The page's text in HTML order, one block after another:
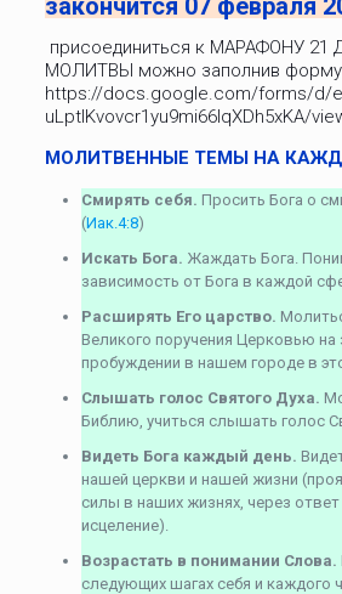
закончится 07февраля
присоединиться к МАРАФОНУ 21
МОЛИТВЫ можно заполнив форму
https://docs.google.com/forms/d/e/
uLptIKvovcr1yu9mi66lqXDh5xKA/
МОЛИТВЕННЫЕ ТЕМЫ НА
Смирять себя. Просить Бога о
(Иак.4:8)
Искать Бога. Жаждать Бога.
зависимость от Бога в каждой
Расширять Его царство.
Великого поручения Церковью на
пробуждении в нашем городе в
Слышать голос Святого Духа.
Библию, учиться слышать голос
Видеть Бога каждый день.
нашей церкви и нашей жизни
силы в наших жизнях, через
исцеление).
Возрастать в понимании Слова.
следующих шагах себя и каждого